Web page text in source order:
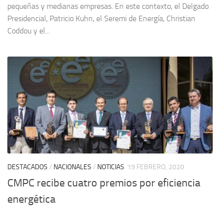
pequeñas y medianas empresas. En este contexto, el Delgado
Presidencial, Patricio Kuhn, el Seremi de Energía, Christian
Coddou y el...
DESTACADOS / NACIONALES / NOTICIAS 19 FEBRERO, 2020
CMPC recibe cuatro premios por eficiencia
energética